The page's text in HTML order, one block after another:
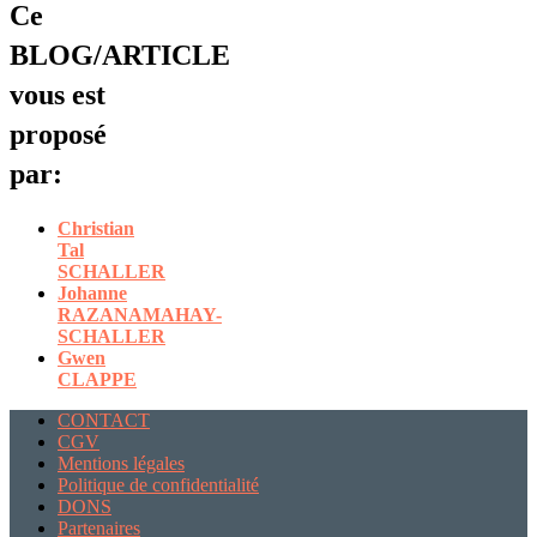
Ce
BLOG/ARTICLE
vous est
proposé
par:
Christian
Tal
SCHALLER
Johanne
RAZANAMAHAY-
SCHALLER
Gwen
CLAPPE
CONTACT
CGV
Mentions légales
Politique de confidentialité
DONS
Partenaires